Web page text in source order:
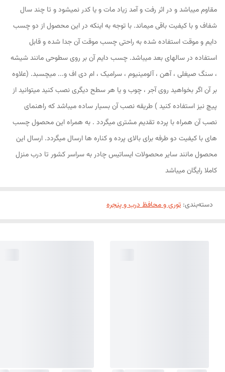
مقاوم میباشد و در اثر رفت و آمد زیاد مات و یا کدر نمیشود و تا چند سال
شفاف و با کیفیت باقی میماند. با توجه به اینکه در این محصول از دو چسب
دایم و موقت استفاده شده به راحتی چسب موقت آن جدا شده و قابل
استفاده در سالهای بعد میباشد. چسب دایم آن بر روی سطوحی مانند شیشه
، سنگ صیغلی ، آهن ، آلومینیوم ، سرامیک ، ام دی اف و... میچسبد. (علاوه
بر آن اگر بخواهید روی آجر ، چوب و یا هر سطح دیگری نصب کنید میتوانید از
پیچ نیز استفاده کنید ) طریقه نصب آن بسیار ساده میباشد که راهنمای
نصب آن همراه با پرده تقدیم مشتری میگردد . به همراه این محصول چسب
های با کیفیت دو طرفه برای بالای پرده و کناره ها ارسال میگردد. ارسال این
محصول مانند سایر محصولات ایساتیس چادر به سراسر کشور تا درب منزل
کاملا رایگان میباشد
دسته‌بندی: توری و محافظ درب و پنجره